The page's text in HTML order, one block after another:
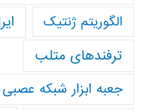
الگوریتم ژنتیک
ترفندهای متلب
جعبه ابزار شبکه عصبی